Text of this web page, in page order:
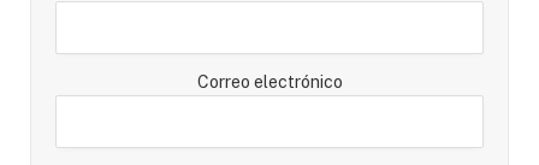
Correo electrónico